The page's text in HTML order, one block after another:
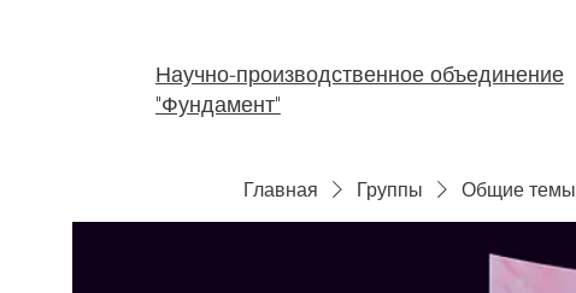
Научно-производственное объединение
"Фундамент"
Главная Группы Общие темы